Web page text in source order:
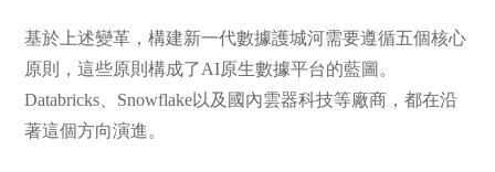
基於上述變革，構建新一代數據護城河需要遵循五個核心
原則，這些原則構成了AI原生數據平台的藍圖。
Databricks、Snowflake以及國內雲器科技等廠商，都在沿
著這個方向演進。